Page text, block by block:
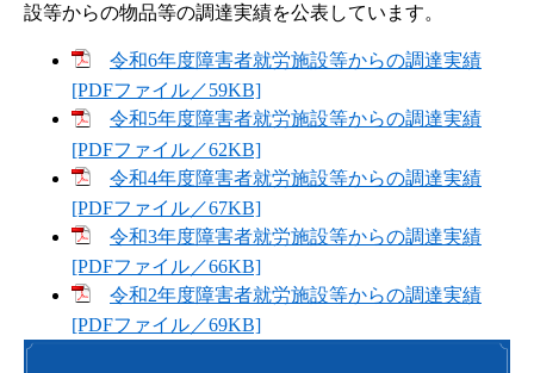
設等からの物品等の調達実績を公表しています。
令和6年度障害者就労施設等からの調達実績
[PDFファイル／59KB]
令和5年度障害者就労施設等からの調達実績
[PDFファイル／62KB]
令和4年度障害者就労施設等からの調達実績
[PDFファイル／67KB]
令和3年度障害者就労施設等からの調達実績
[PDFファイル／66KB]
令和2年度障害者就労施設等からの調達実績
[PDFファイル／69KB]